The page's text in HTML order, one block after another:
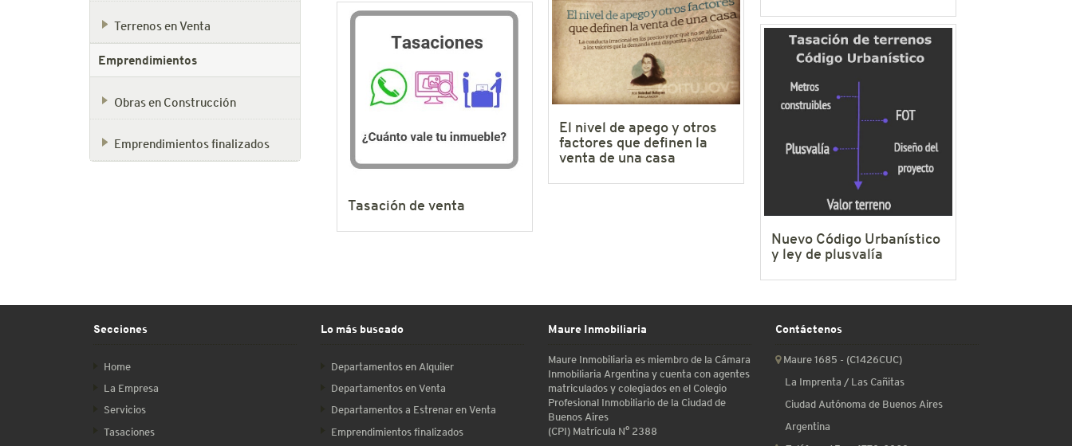
Terrenos en Venta
Emprendimientos
Obras en Construcción
Emprendimientos finalizados
El nivel de apego y otros
factores que definen la
venta de una casa
Tasación de venta
Nuevo Código Urbanístico
y ley de plusvalía
Secciones
Home
La Empresa
Servicios
Tasaciones
Lo más buscado
Departamentos en Alquiler
Departamentos en Venta
Departamentos a Estrenar en Venta
Emprendimientos finalizados
Maure Inmobiliaria
Maure Inmobiliaria es miembro de la Cámara
Inmobiliaria Argentina y cuenta con agentes
matriculados y colegiados en el Colegio
Profesional Inmobiliario de la Ciudad de
Buenos Aires
(CPI) Matrícula N° 2388
Contáctenos
Maure 1685 - (C1426CUC)
La Imprenta / Las Cañitas
Ciudad Autónoma de Buenos Aires
Argentina